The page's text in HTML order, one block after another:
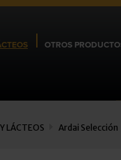
OTROS
LÁCTEOS Ardai Selección